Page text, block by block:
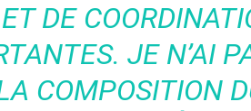
DE
JE N’AI
COMPOSITION